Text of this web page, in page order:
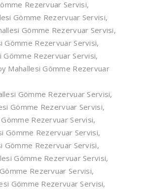
Rezervuar Servisi,
Gömme Rezervuar Servisi,
Gömme Rezervuar Servisi,
Gömme Rezervuar Servisi,
Gömme Rezervuar Servisi,
Mahallesi Gömme Rezervuar
Gömme Rezervuar Servisi,
Gömme Rezervuar Servisi,
Gömme Rezervuar Servisi,
Gömme Rezervuar Servisi,
Gömme Rezervuar Servisi,
Gömme Rezervuar Servisi,
Rezervuar Servisi,
Gömme Rezervuar Servisi,